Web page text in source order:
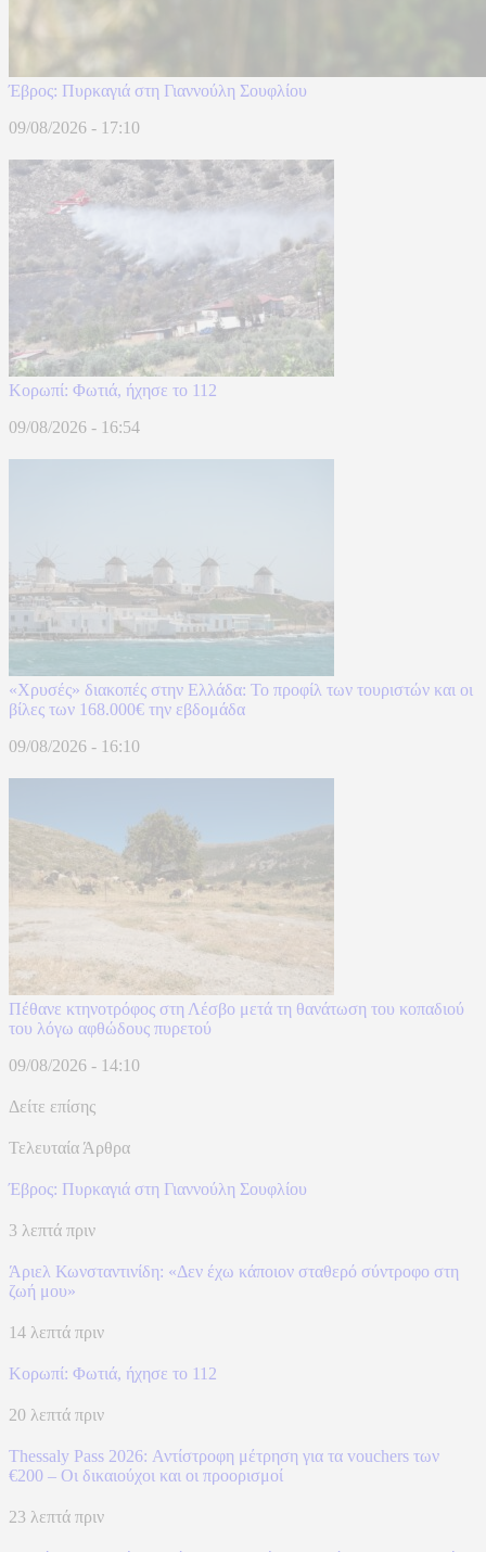
Έβρος: Πυρκαγιά στη Γιαννούλη Σουφλίου
09/08/2026 - 17:10
Κορωπί: Φωτιά, ήχησε το 112
09/08/2026 - 16:54
«Χρυσές» διακοπές στην Ελλάδα: Το προφίλ των τουριστών και οι
βίλες των 168.000€ την εβδομάδα
09/08/2026 - 16:10
Πέθανε κτηνοτρόφος στη Λέσβο μετά τη θανάτωση του κοπαδιού
του λόγω αφθώδους πυρετού
09/08/2026 - 14:10
Δείτε επίσης
Τελευταία Άρθρα
Έβρος: Πυρκαγιά στη Γιαννούλη Σουφλίου
3 λεπτά πριν
Άριελ Κωνσταντινίδη: «Δεν έχω κάποιον σταθερό σύντροφο στη
ζωή μου»
14 λεπτά πριν
Κορωπί: Φωτιά, ήχησε το 112
20 λεπτά πριν
Thessaly Pass 2026: Αντίστροφη μέτρηση για τα vouchers των
€200 – Οι δικαιούχοι και οι προορισμοί
23 λεπτά πριν